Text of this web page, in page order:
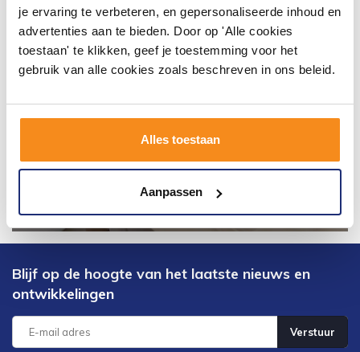
je ervaring te verbeteren, en gepersonaliseerde inhoud en
advertenties aan te bieden. Door op 'Alle cookies
toestaan' te klikken, geef je toestemming voor het
gebruik van alle cookies zoals beschreven in ons beleid.
Alles toestaan
Aanpassen
Blijf op de hoogte van het laatste nieuws en
ontwikkelingen
Verstuur